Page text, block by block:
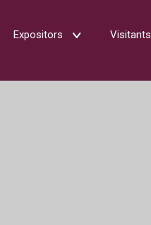
Expositors Visitants